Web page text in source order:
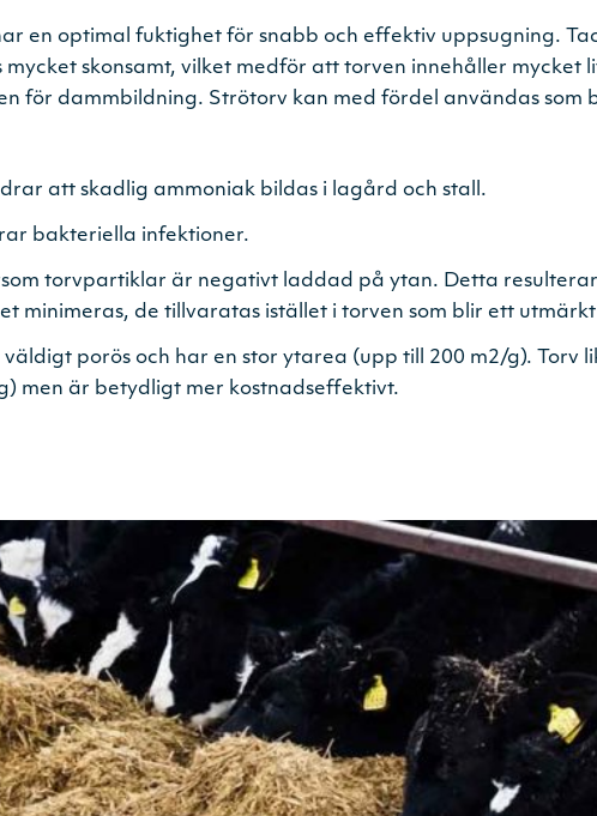
en optimal fuktighet för snabb och ­effektiv uppsugning.
skonsamt, vilket medför att torven innehåller mycket
för dammbildning. Strötorv kan med fördel användas som
att skadlig ammoniak bildas i lagård och stall.
­bakteriella infektioner.
­torvpartiklar är negativt laddad på ytan. Detta
minimeras, de tillvaratas istället i torven som blir ett
porös och har en stor ytarea (upp till 200 m2/g). Torv
men är betydligt mer ­kostnadseffektivt.